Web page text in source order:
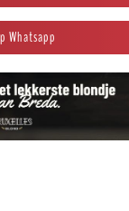
Whatsapp